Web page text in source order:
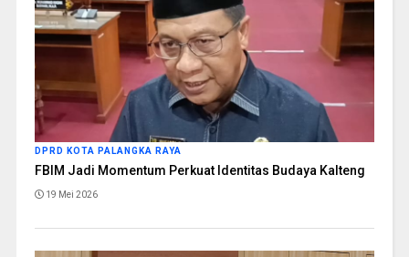
DPRD KOTA PALANGKA RAYA
FBIM Jadi Momentum Perkuat Identitas Budaya Kalteng
19 Mei 2026